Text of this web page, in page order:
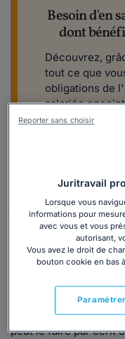
Besoin d'en
dont
Découvrez,
tout ce que
obligations de
salariée
Inclus dans ce
essentielles, 4
2. Quelles sont
salariée
Pour bénéficier des
salariée doit informer
grossesse avant le
peut le faire par écrit
Juritravail
Lorsque vous
informations pour
avec vous et vous
autorisant,
Vous avez le droit de
bouton cookie en bas
Paramétrer
Reporter sans choisir